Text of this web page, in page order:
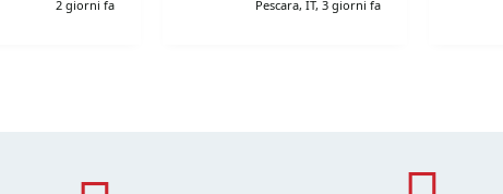
Grazie
2 giorni fa Pescara, IT, 3 giorni fa